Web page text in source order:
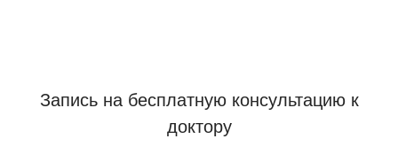
Запись на бесплатную консультацию к
доктору